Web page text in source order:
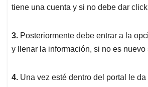
tiene una cuenta y si no debe dar
3. Posteriormente debe entrar a la
y llenar la información, si no es
4. Una vez esté dentro del portal le